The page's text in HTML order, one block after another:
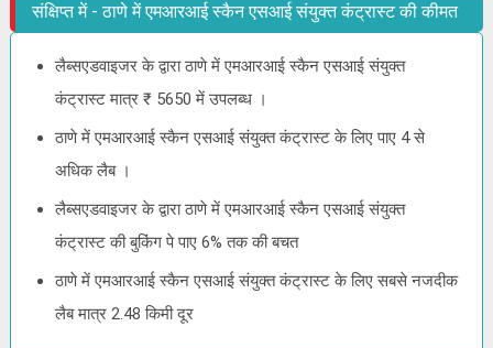
संक्षिप्त में - ठाणे में एमआरआई स्कैन एसआई संयुक्त कंट्रास्ट की कीमत
लैब्सएडवाइजर के द्वारा ठाणे में एमआरआई स्कैन एसआई संयुक्त
कंट्रास्ट मात्र ₹ 5650 में उपलब्ध ।
ठाणे में एमआरआई स्कैन एसआई संयुक्त कंट्रास्ट के लिए पाए 4 से
अधिक लैब ।
लैब्सएडवाइजर के द्वारा ठाणे में एमआरआई स्कैन एसआई संयुक्त
कंट्रास्ट की बुकिंग पे पाए 6% तक की बचत
ठाणे में एमआरआई स्कैन एसआई संयुक्त कंट्रास्ट के लिए सबसे नजदीक
लैब मात्र 2.48 किमी दूर